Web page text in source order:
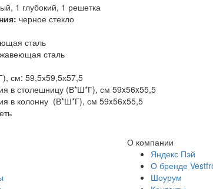
1 глубокий, 1 решетка
черное стекло
сталь
сталь
см: 59,5х59,5х57,5
в столешницу (В*Ш*Г), см 59x56x55,5
в колонну (В*Ш*Г), см 59x56x55,5
О компании
Яндекс Пэй
О бренде
Шоурум